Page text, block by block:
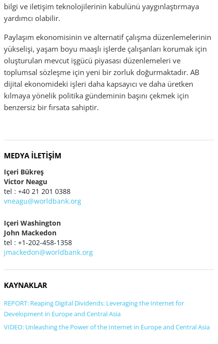
bilgi ve iletişim teknolojilerinin kabulünü yaygınlaştırmaya
yardımcı olabilir.
Paylaşım ekonomisinin ve alternatif çalışma düzenlemelerinin
yükselişi, yaşam boyu maaşlı işlerde çalışanları korumak için
oluşturulan mevcut işgücü piyasası düzenlemeleri ve
toplumsal sözleşme için yeni bir zorluk doğurmaktadır. AB
dijital ekonomideki işleri daha kapsayıcı ve daha üretken
kılmaya yönelik politika gündeminin başını çekmek için
benzersiz bir fırsata sahiptir.
MEDYA İLETIŞIM
Içeri Bükreş
Victor Neagu
tel : +40 21 201 0388
vneagu@worldbank.org
Içeri Washington
John Mackedon
tel : +1-202-458-1358
jmackedon@worldbank.org
KAYNAKLAR
REPORT: Reaping Digital Dividends: Leveraging the Internet for
Development in Europe and Central Asia
VIDEO: Unleashing the Power of the Internet in Europe and Central Asia